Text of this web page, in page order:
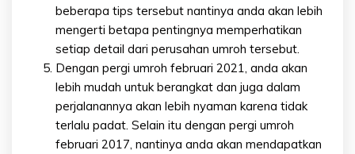
beberapa tips tersebut nantinya anda akan lebih
mengerti betapa pentingnya memperhatikan
setiap detail dari perusahan umroh tersebut.
Dengan pergi umroh februari 2021, anda akan
lebih mudah untuk berangkat dan juga dalam
perjalanannya akan lebih nyaman karena tidak
terlalu padat. Selain itu dengan pergi umroh
februari 2017, nantinya anda akan mendapatkan